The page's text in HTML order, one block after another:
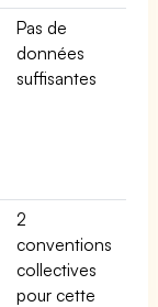
Pas de
données
suffisantes
2
conventions
collectives
pour cette